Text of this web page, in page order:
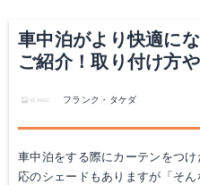
車中泊がより快適に
ご紹介！取り付け方
フランク・タケダ
車中泊をする際にカーテンをつ
応のシェードもありますが「そ